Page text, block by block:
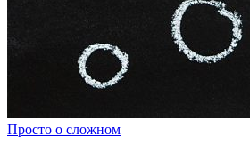
Просто о сложном